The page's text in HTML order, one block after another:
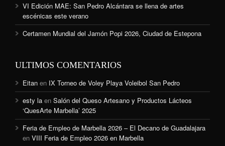
VI Edición MAE: San Pedro Alcántara se llena de artes
escénicas este verano
Certamen Mundial del Jamón Popi 2026, Ciudad de Estepona
ULTIMOS COMENTARIOS
Eitan en IX Torneo de Voley Playa Voleibol San Pedro
esty la en Salón del Queso Artesano y Productos Lácteos
‘QuesArte Marbella’ 2025
Feria de Empleo de Marbella 2026 – El Decano de Guadalajara
en VIII Feria de Empleo 2026 en Marbella